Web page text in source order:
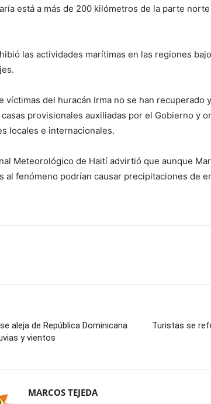
está a más de 200 kilómetros de la parte
las actividades marítimas en las regiones
víctimas del huracán Irma no se han recuperado
provisionales auxiliadas por el Gobierno y
locales e internacionales.
Meteorológico de Haití advirtió que aunque
al fenómeno podrían causar precipitaciones de
aleja de República Dominicana
y vientos
Turistas se
MARCOS TEJEDA